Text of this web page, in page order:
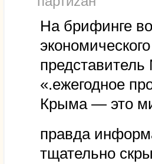
На брифинге
«.ежегодное
Крыма — это
правда
тщательно